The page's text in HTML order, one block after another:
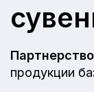
продукции